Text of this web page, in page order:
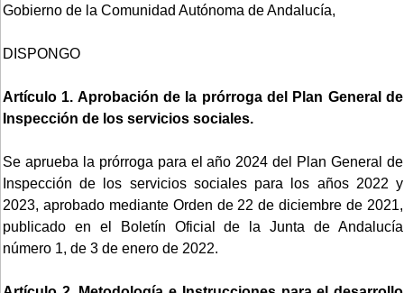
Gobierno de la Comunidad Autónoma de Andalucía,
DISPONGO
Artículo 1. Aprobación de la prórroga del Plan General de
Inspección de los servicios sociales.
Se aprueba la prórroga para el año 2024 del Plan General de
Inspección de los servicios sociales para los años 2022 y
2023, aprobado mediante Orden de 22 de diciembre de 2021,
publicado en el Boletín Oficial de la Junta de Andalucía
número 1, de 3 de enero de 2022.